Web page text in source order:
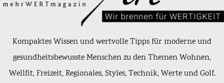
Kompaktes Wissen und wertvolle Tipps für moderne und
gesundheitsbewusste Menschen zu den Themen Wohnen,
Wellfit, Freizeit, Regionales, Styles, Technik, Werte und Golf.